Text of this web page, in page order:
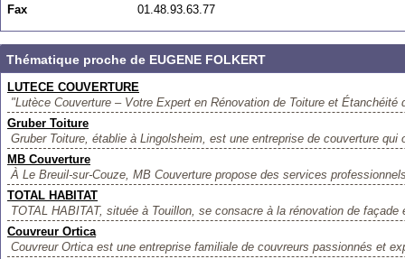
Fax
01.48.93.63.77
Thématique proche de EUGENE FOLKERT
LUTECE COUVERTURE
"Lutèce Couverture – Votre Expert en Rénovation de Toiture et Étanchéité
Gruber Toiture
Gruber Toiture, établie à Lingolsheim, est une entreprise de couverture
MB Couverture
À Le Breuil-sur-Couze, MB Couverture propose des services
TOTAL HABITAT
TOTAL HABITAT, située à Touillon, se consacre à la rénovation de façade
Couvreur Ortica
Couvreur Ortica est une entreprise familiale de couvreurs passionnés et